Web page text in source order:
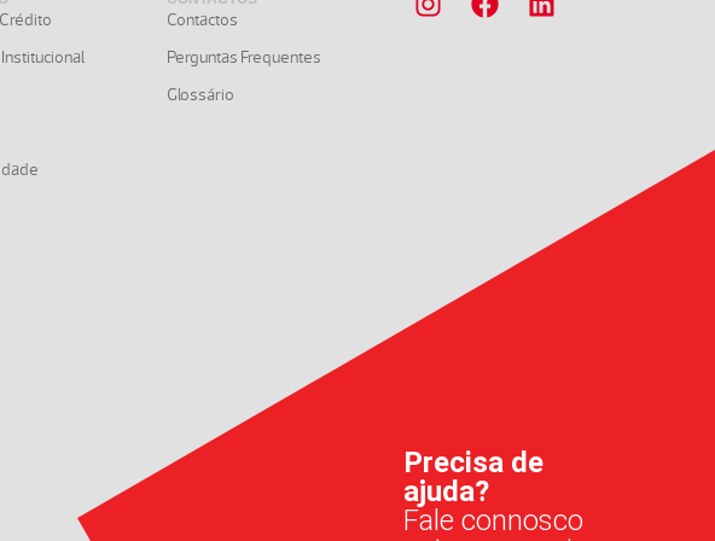
Contactos
Perguntas Frequentes
Glossário
Precisa de
ajuda?
Fale connosco